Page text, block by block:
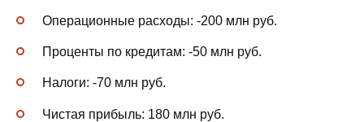
Операционные расходы: -200 млн руб.
Проценты по кредитам: -50 млн руб.
Налоги: -70 млн руб.
Чистая прибыль: 180 млн руб.